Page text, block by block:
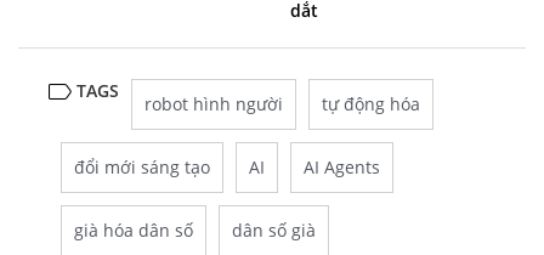
dắt
TAGS
robot hình người tự động hóa
đổi mới sáng tạo AI AI Agents
già hóa dân số dân số già